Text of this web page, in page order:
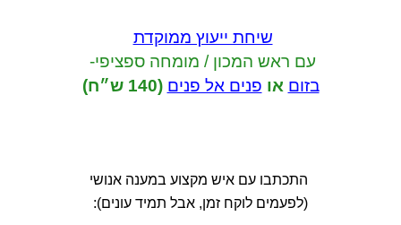
שיחת ייעוץ ממוקדת
עם ראש המכון / מומחה ספציפי-
בזום או פנים אל פנים (140 ש״ח)
התכתבו עם איש מקצוע במענה אנושי
(לפעמים לוקח זמן, אבל תמיד עונים):